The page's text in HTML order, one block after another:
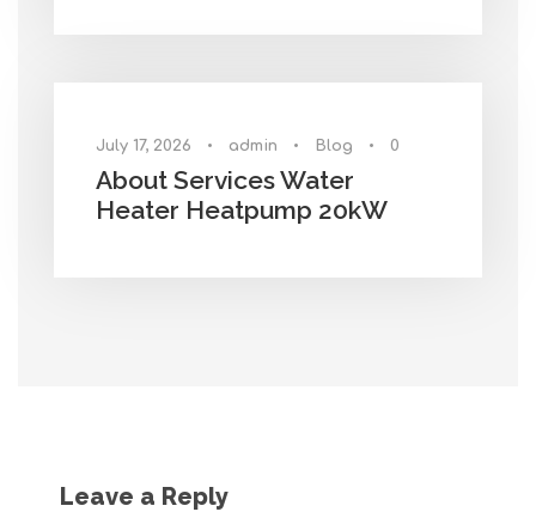
July 17, 2026 • admin • Blog • 0
About Services Water
Heater Heatpump 20kW
Leave a Reply